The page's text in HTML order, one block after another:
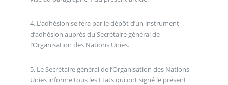
4. L’adhésion se fera par le dépôt d’un instrument
d’adhésion auprès du Secrétaire général de
l’Organisation des Nations Unies.
5. Le Secrétaire général de l’Organisation des Nations
Unies informe tous les Etats qui ont signé le présent